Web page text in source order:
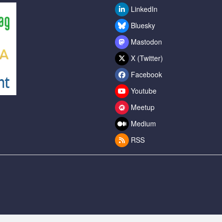
LinkedIn
Bluesky
Mastodon
X (Twitter)
Facebook
Youtube
Meetup
Medium
RSS